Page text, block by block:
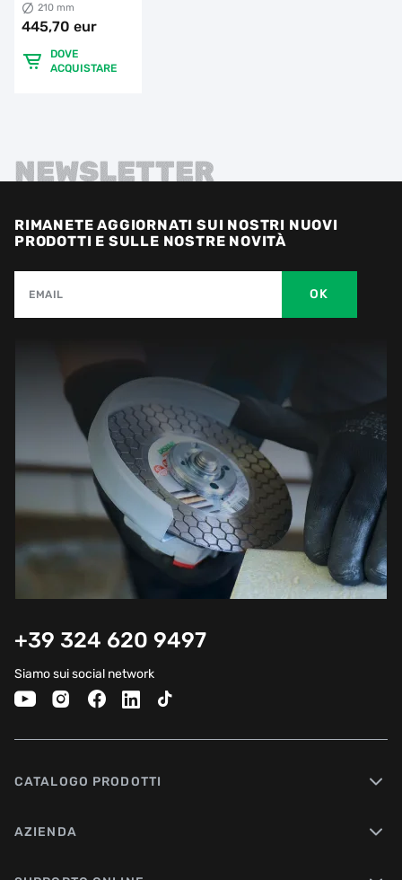
CONCRETE
210 mm
445,70 eur
DOVE
ACQUISTARE
NEWSLETTER
RIMANETE AGGIORNATI SUI NOSTRI NUOVI
PRODOTTI E SULLE NOSTRE NOVITÀ
EMAIL OK
+39 324 620 9497
Siamo sui social network
CATALOGO PRODOTTI
AZIENDA